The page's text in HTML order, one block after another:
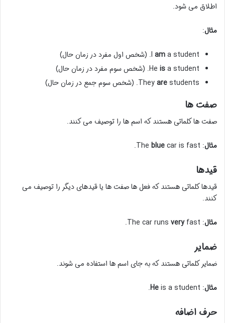
اطلاق می شود.
مثال:
I ama student. (شخص اول مفرد در زمان حال)
He isa student. (شخص سوم مفرد در زمان حال)
Theyarestudents. (شخص سوم جمع در زمان حال)
صفت ها
صفت ها کلماتی هستند که اسم ها را توصیف می کنند.
مثال: The
bluecar is fast.
قیدها
قیدها کلماتی هستند که فعل ها صفت ها یا قیدهای دیگر را توصیف می
کنند.
مثال: The car runs
veryfast.
ضمایر
ضمایر کلماتی هستند که به جای اسم ها استفاده می شوند.
مثال:
Heis a student.
حرف اضافه